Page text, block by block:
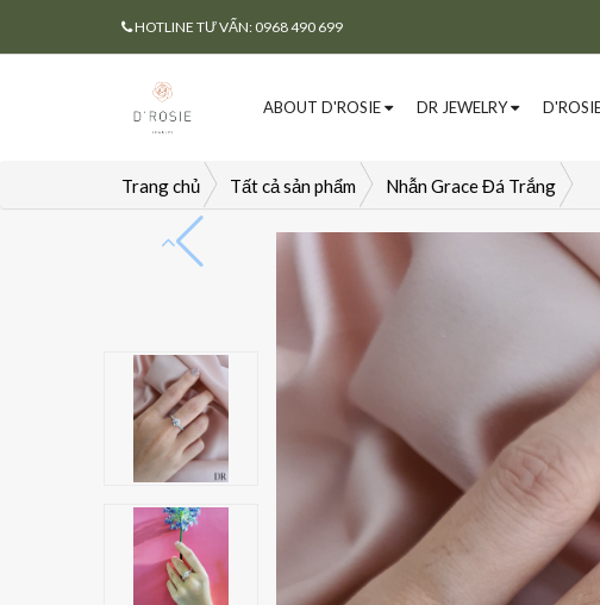
HOTLINE TƯ VẤN: 0968 490 699
ABOUT D'ROSIE DR JEWELRY
Trang chủ Tất cả sản phẩm Nhẫn Grace Đá Trắng